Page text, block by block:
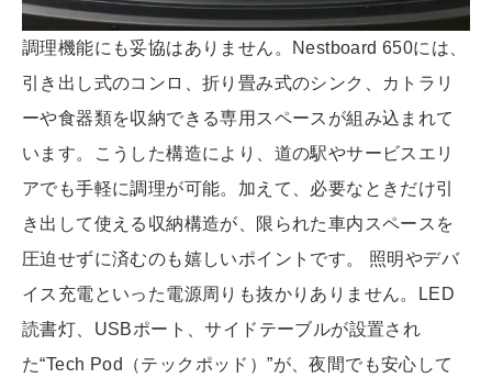
調理機能にも妥協はありません。Nestboard 650には、
引き出し式のコンロ、折り畳み式のシンク、カトラリ
ーや食器類を収納できる専用スペースが組み込まれて
います。こうした構造により、道の駅やサービスエリ
アでも手軽に調理が可能。加えて、必要なときだけ引
き出して使える収納構造が、限られた車内スペースを
圧迫せずに済むのも嬉しいポイントです。 照明やデバ
イス充電といった電源周りも抜かりありません。LED
読書灯、USBポート、サイドテーブルが設置され
た“Tech Pod（テックポッド）”が、夜間でも安心して